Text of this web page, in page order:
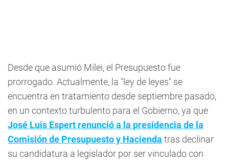
Desde que asumió Milei, el Presupuesto fue
prorrogado. Actualmente, la "ley de leyes" se
encuentra en tratamiento desde septiembre pasado,
en un contexto turbulento para el Gobierno, ya que
José Luis Espert renunció a la presidencia de la
Comisión de Presupuesto y Hacienda tras declinar
su candidatura a legislador por ser vinculado con